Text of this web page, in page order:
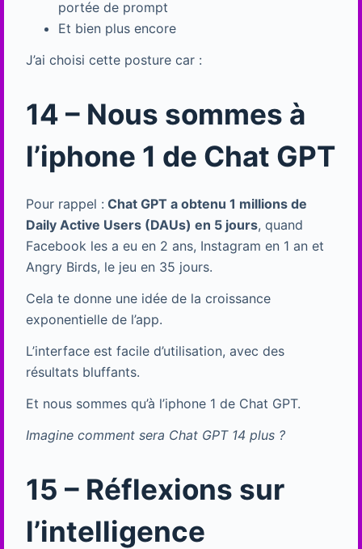
portée de prompt
Et bien plus encore
J’ai choisi cette posture car :
14 – Nous sommes à
l’iphone 1 de Chat GPT
Pour rappel : Chat GPT a obtenu 1 millions de
Daily Active Users (DAUs) en 5 jours, quand
Facebook les a eu en 2 ans, Instagram en 1 an et
Angry Birds, le jeu en 35 jours.
Cela te donne une idée de la croissance
exponentielle de l’app.
L’interface est facile d’utilisation, avec des
résultats bluffants.
Et nous sommes qu’à l’iphone 1 de Chat GPT.
Imagine comment sera Chat GPT 14 plus ?
15 – Réflexions sur
l’intelligence